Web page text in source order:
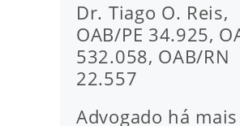
Dr. Tiago O. Reis,
OAB/PE 34.925,
532.058, OAB/RN
22.557
Advogado há